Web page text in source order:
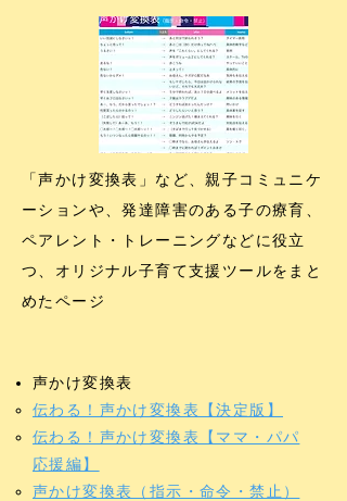
「声かけ変換表」など、親子コミュニケ
ーションや、発達障害のある子の療育、
ペアレント・トレーニングなどに役立
つ、オリジナル子育て支援ツールをまと
めたページ
声かけ変換表
伝わる！声かけ変換表【決定版】
伝わる！声かけ変換表【ママ・パパ
応援編】
声かけ変換表（指示・命令・禁止）